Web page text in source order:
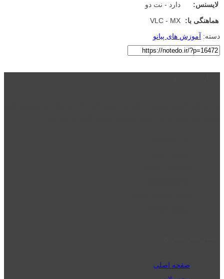
لایسنس:
دارد - نت دو
هماهنگی با:
VLC - MX
دسته: آموزش های پیانو
صفحه اصلی